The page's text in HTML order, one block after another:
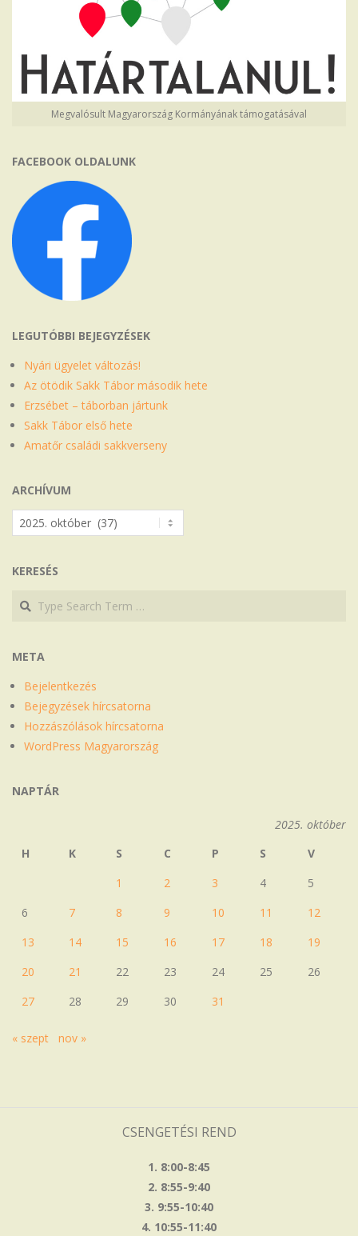
Megvalósult Magyarország Kormányának támogatásával
FACEBOOK OLDALUNK
LEGUTÓBBI BEJEGYZÉSEK
Nyári ügyelet változás!
Az ötödik Sakk Tábor második hete
Erzsébet – táborban jártunk
Sakk Tábor első hete
Amatőr családi sakkverseny
ARCHÍVUM
Archívum
KERESÉS
Search
Search
META
Bejelentkezés
Bejegyzések hírcsatorna
Hozzászólások hírcsatorna
WordPress Magyarország
NAPTÁR
2025. október
H
K S C P S
V
1
2 3 4
5
6
7 8 9 10 11
12
13
14 15 16 17 18
19
20
21 22 23 24 25
26
27
28 29 30 31
« szept nov »
CSENGETÉSI REND
1. 8:00-8:45
2. 8:55-9:40
3. 9:55-10:40
4. 10:55-11:40